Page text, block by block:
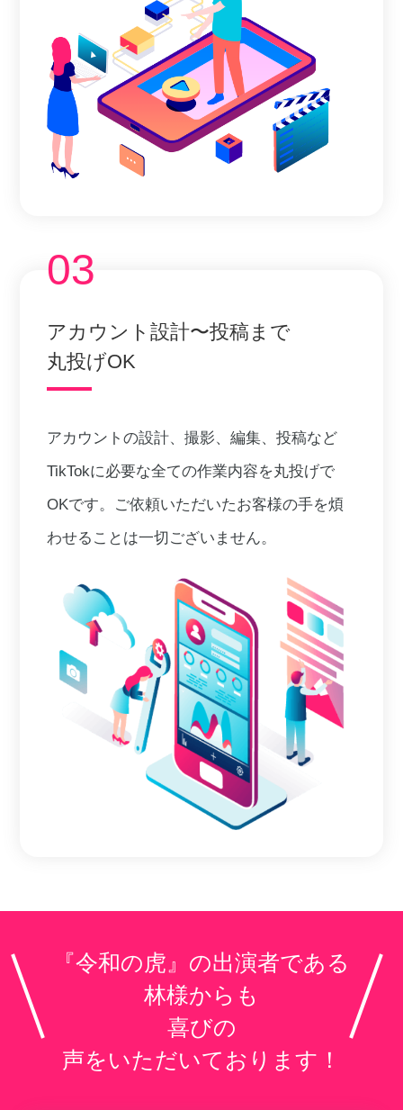
03
アカウント設計〜投稿まで
丸投げOK
アカウントの設計、撮影、編集、投稿など
TikTokに必要な全ての作業内容を丸投げで
OKです。ご依頼いただいたお客様の手を煩
わせることは一切ございません。
『令和の虎』の出演者である
林様からも
喜びの
声をいただいております！